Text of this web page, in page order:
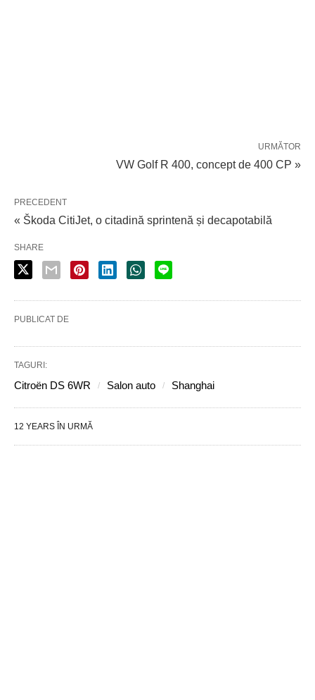
URMĂTOR
VW Golf R 400, concept de 400 CP »
PRECEDENT
« Škoda CitiJet, o citadină sprintenă și decapotabilă
SHARE
PUBLICAT DE
TAGURI:
Citroën DS 6WR Salon auto Shanghai
12 YEARS ÎN URMĂ